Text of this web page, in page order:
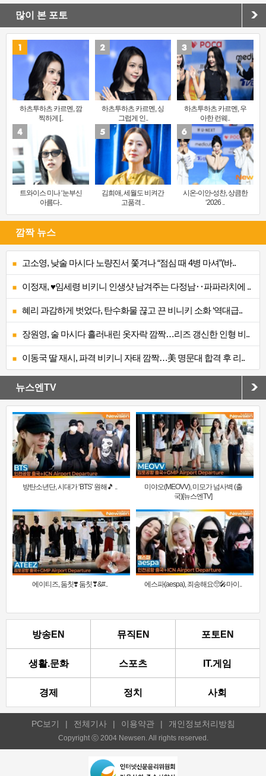
많이 본 포토
하츠투하츠 카르멘, 깜
찍하게 [..
하츠투하츠 카르멘, 싱
그럽게 인..
하츠투하츠 카르멘, 우
아한 런웨..
트와이스 미나 ‘눈부신
아름다..
김희애, 세월도 비켜간
고품격 ..
시온-이안-성찬, 상큼한
‘2026 ..
깜짝 뉴스
고소영, 낮술 마시다 노량진서 쫓겨나 “점심 때 4병 마셔”(바..
이정재, ♥임세령 비키니 인생샷 남겨주는 다정남‥파파라치에 ..
혜리 과감하게 벗었다, 탄수화물 끊고 끈 비니키 소화 ‘역대급..
장원영, 술 마시다 흘러내린 옷자락 깜짝…리즈 갱신한 인형 비..
이동국 딸 재시, 파격 비키니 자태 깜짝…美 명문대 합격 후 리..
뉴스엔TV
방탄소년단, 시대가 ‘BTS’ 원해🎵 ..
미야오(MEOVV), 미모가 넘사벽 (출
국)[뉴스엔TV]
에이티즈, 둠칫❣️ 둠칫❣&#.. 에스파(aespa), 죄송해요🥺🎤마이..
방송EN 뮤직EN 포토EN
생활.문화 스포츠 IT.게임
경제 정치 사회
PC보기 | 전체기사 | 이용약관 | 개인정보처리방침
Copyright ⓒ 2004 Newsen. All rights reserved.